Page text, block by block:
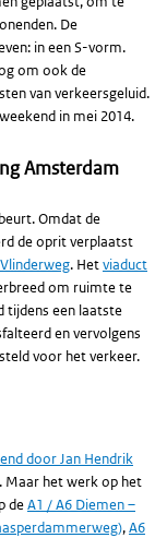
De
in een S-vorm.
om ook de
van verkeersgeluid.
in mei 2014.
Amsterdam
Omdat de
de oprit verplaatst
. Hetviaduct
om ruimte te
tijdens een laatste
en vervolgens
voor het verkeer.
door Jan Hendrik
Maar het werk op het
deA1 / A6 Diemen –
,A6